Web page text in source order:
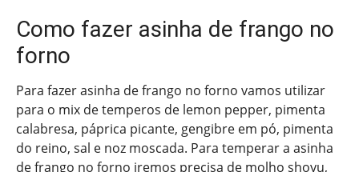
Como fazer asinha de frango no
forno
Para fazer asinha de frango no forno vamos utilizar
para o mix de temperos de lemon pepper, pimenta
calabresa, páprica picante, gengibre em pó, pimenta
do reino, sal e noz moscada. Para temperar a asinha
de frango no forno iremos precisa de molho shoyu,